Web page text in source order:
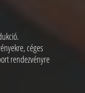
céges
rendezvényre